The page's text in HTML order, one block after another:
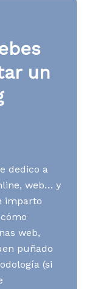
un
dedico a
web… y
imparto
web,
puñado
(si